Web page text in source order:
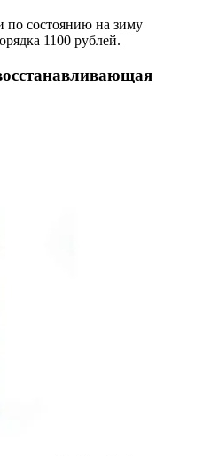
по состоянию на зиму
1100 рублей.